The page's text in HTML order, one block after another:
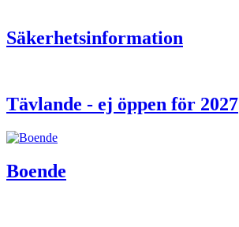
Säkerhetsinformation
Tävlande - ej öppen för 2027
Boende